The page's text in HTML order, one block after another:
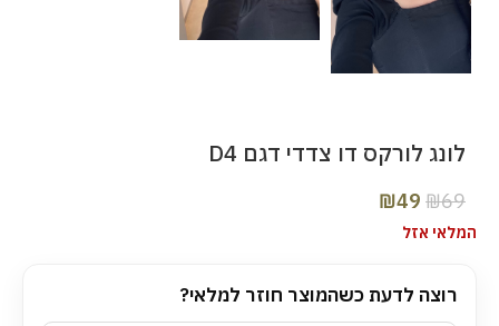
לונג לורקס דו צדדי דגם D4
₪69
₪49
המלאי אזל
רוצה לדעת כשהמוצר חוזר למלאי?